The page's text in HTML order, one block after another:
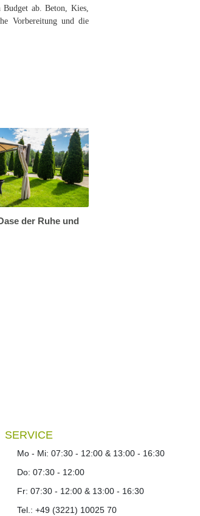
ab. Beton, Kies,
Vorbereitung und die
der Ruhe und
SERVICE
Mo - Mi: 07:30 - 12:00 & 13:00 - 16:30
Do: 07:30 - 12:00
Fr: 07:30 - 12:00 & 13:00 - 16:30
Tel.: +49 (3221) 10025 70